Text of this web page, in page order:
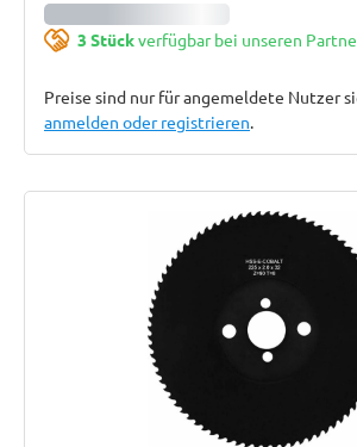
3 Stückverfügbar bei unseren
Preise sind nur für angemeldete Nutzer
anmelden oder registrieren.